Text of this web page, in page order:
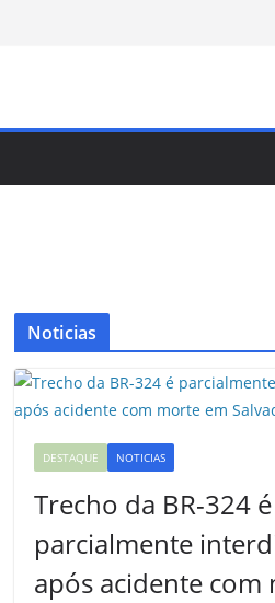
Noticias
DESTAQUE NOTICIAS
Trecho da BR-324 é
parcialmente
após acidente com